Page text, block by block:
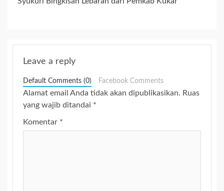
Leave a reply
Default Comments (0) Facebook Comments
Alamat email Anda tidak akan dipublikasikan. Ruas
yang wajib ditandai *
Komentar *